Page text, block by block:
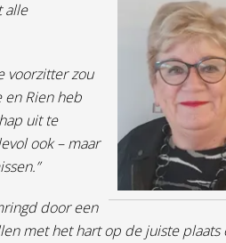
alle
voorzitter zou
en Rien heb
uit te
ook – maar
door een
met het hart op de juiste plaats